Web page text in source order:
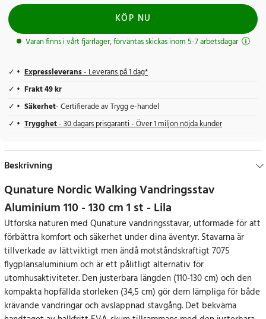
KÖP NU
Varan finns i vårt fjärrlager, förväntas skickas inom 5-7 arbetsdagar
Expressleverans- Leverans på 1 dag*
Frakt 49 kr
Säkerhet- Certifierade av Trygg e-handel
Trygghet- 30 dagars prisgaranti - Över 1 miljon nöjda kunder
Beskrivning
Qunature Nordic Walking Vandringsstav
Aluminium 110 - 130 cm 1 st - Lila
Utforska naturen med Qunature vandringsstavar, utformade för att
förbättra komfort och säkerhet under dina äventyr. Stavarna är
tillverkade av lättviktigt men ändå motståndskraftigt 7075
flygplansaluminium och är ett pålitligt alternativ för
utomhusaktiviteter. Den justerbara längden (110-130 cm) och den
kompakta hopfällda storleken (34,5 cm) gör dem lämpliga för både
krävande vandringar och avslappnad stavgång. Det bekväma